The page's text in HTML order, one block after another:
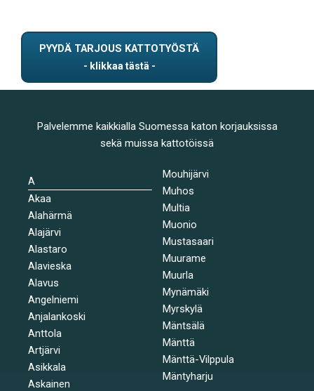
PYYDÄ TARJOUS KATTOTYÖSTÄ
Palvelemme kaikkialla Suomessa katon korjauksissa
sekä muissa kattotöissä
A
Akaa
Alahärmä
Alajärvi
Alastaro
Alavieska
Alavus
Angelniemi
Anjalankoski
Anttola
Artjärvi
Asikkala
Askainen
Mouhijärvi
Muhos
Multia
Muonio
Mustasaari
Muurame
Muurla
Mynämäki
Myrskylä
Mäntsälä
Mänttä
Mänttä-Vilppula
Mäntyharju